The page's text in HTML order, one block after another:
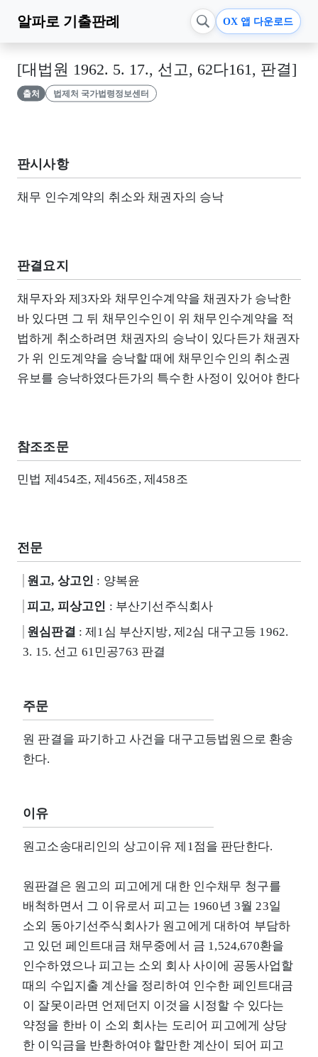
알파로 기출판례 OX 앱 다운로드
[대법원 1962. 5. 17., 선고, 62다161, 판결]
출처 법제처 국가법령정보센터
판시사항
채무 인수계약의 취소와 채권자의 승낙
판결요지
채무자와 제3자와 채무인수계약을 채권자가 승낙한
바 있다면 그 뒤 채무인수인이 위 채무인수계약을 적
법하게 취소하려면 채권자의 승낙이 있다든가 채권자
가 위 인도계약을 승낙할 때에 채무인수인의 취소권
유보를 승낙하였다든가의 특수한 사정이 있어야 한다
참조조문
민법 제454조, 제456조, 제458조
전문
원고, 상고인 : 양복윤
피고, 피상고인 : 부산기선주식회사
원심판결 : 제1심 부산지방, 제2심 대구고등 1962.
3. 15. 선고 61민공763 판결
주문
원 판결을 파기하고 사건을 대구고등법원으로 환송
한다.
이유
원고소송대리인의 상고이유 제1점을 판단한다.
원판결은 원고의 피고에게 대한 인수채무 청구를
배척하면서 그 이유로서 피고는 1960년 3월 23일
소외 동아기선주식회사가 원고에게 대하여 부담하
고 있던 페인트대금 채무중에서 금 1,524,670환을
인수하였으나 피고는 소외 회사 사이에 공동사업할
때의 수입지출 계산을 정리하여 인수한 페인트대금
이 잘못이라면 언제던지 이것을 시정할 수 있다는
약정을 한바 이 소외 회사는 도리어 피고에게 상당
한 이익금을 반환하여야 할만한 계산이 되어 피고